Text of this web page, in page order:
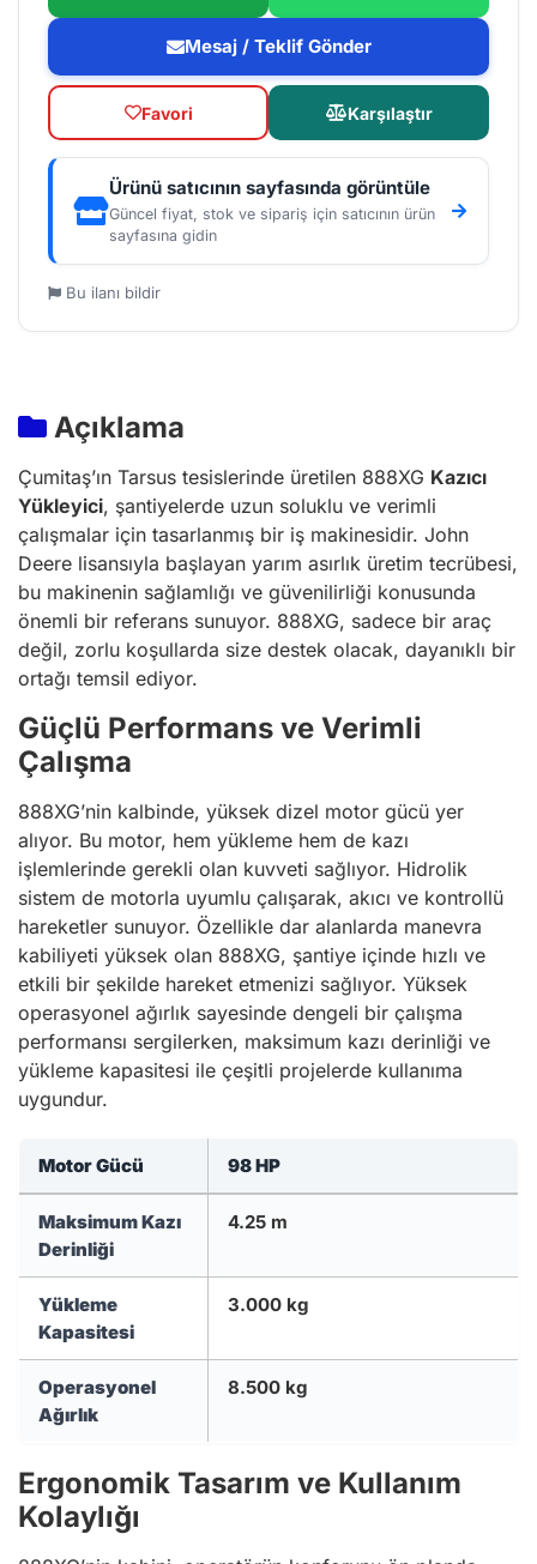
Mesaj / Teklif Gönder
Favori Karşılaştır
Ürünü satıcının sayfasında görüntüle
Güncel fiyat, stok ve sipariş için satıcının ürün
sayfasına gidin
Bu ilanı bildir
Açıklama
Çumitaş’ın Tarsus tesislerinde üretilen 888XG Kazıcı
Yükleyici, şantiyelerde uzun soluklu ve verimli
çalışmalar için tasarlanmış bir iş makinesidir. John
Deere lisansıyla başlayan yarım asırlık üretim tecrübesi,
bu makinenin sağlamlığı ve güvenilirliği konusunda
önemli bir referans sunuyor. 888XG, sadece bir araç
değil, zorlu koşullarda size destek olacak, dayanıklı bir
ortağı temsil ediyor.
Güçlü Performans ve Verimli
Çalışma
888XG’nin kalbinde, yüksek dizel motor gücü yer
alıyor. Bu motor, hem yükleme hem de kazı
işlemlerinde gerekli olan kuvveti sağlıyor. Hidrolik
sistem de motorla uyumlu çalışarak, akıcı ve kontrollü
hareketler sunuyor. Özellikle dar alanlarda manevra
kabiliyeti yüksek olan 888XG, şantiye içinde hızlı ve
etkili bir şekilde hareket etmenizi sağlıyor. Yüksek
operasyonel ağırlık sayesinde dengeli bir çalışma
performansı sergilerken, maksimum kazı derinliği ve
yükleme kapasitesi ile çeşitli projelerde kullanıma
uygundur.
Motor Gücü 98 HP
Maksimum Kazı
Derinliği
4.25 m
Yükleme
Kapasitesi
3.000 kg
Operasyonel
Ağırlık
8.500 kg
Ergonomik Tasarım ve Kullanım
Kolaylığı